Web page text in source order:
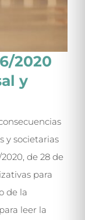
2020
y
y societarias
de 28 de
para
de la
leer la